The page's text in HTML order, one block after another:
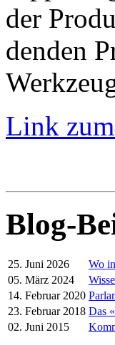
der
denden
Link
Blog-
25. Juni 2026
Wo
05. März 2024
14. Februar 2020
23. Februar 2018 Das
02. Juni 2015